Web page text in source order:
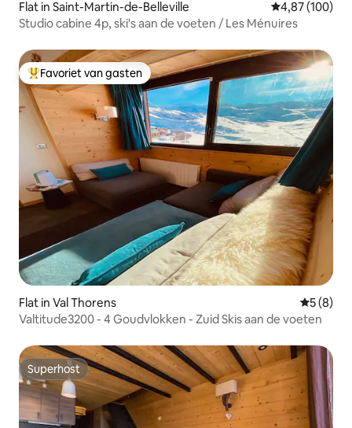
Flat in Saint-Martin-de-Belleville Gemiddelde
4,87 (100)
Studio cabine 4p, ski's aan de voeten / Les Ménuires
Topfavoriet van gasten
Favoriet van gasten
Flat in Val Thorens
5 (8)
Valtitude3200 - 4 Goudvlokken - Zuid Skis aan de voeten
Superhost
Superhost